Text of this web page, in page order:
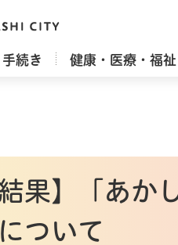
続き 健康・医療・福祉
果】「あか
ついて